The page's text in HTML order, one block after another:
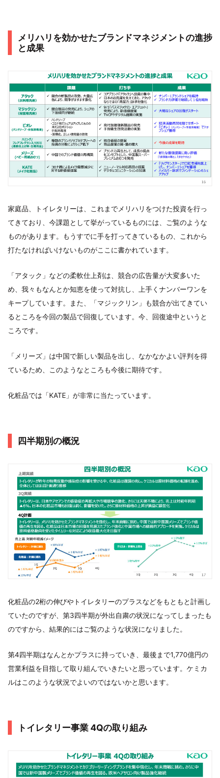
メリハリを効かせたブランドマネジメントの進捗
と成果
家庭品、トイレタリーは、これまでメリハリをつけた投資を行っ
てきており、今課題として挙がっているものには、ご覧のような
ものがあります。もうすでに手を打ってきているもの、これから
打たなければいけないものがここに書かれています。
「アタック」などの柔軟仕上剤は、競合の広告量が大変多いた
め、我々もなんとか知恵を使って対抗し、上手くナンバーワンを
キープしています。また、「マジックリン」も競合が出てきてい
るところを今回の製品で回復しています。今、回復途中というと
ころです。
「メリーズ」は中国で新しい製品を出し、なかなかよい評判を得
ているため、このようなところも今後に期待です。
化粧品では「KATE」が非常に当たっています。
四半期別の概況
化粧品の2桁の伸びやトイレタリーのプラスなどをもともと計画し
ていたのですが、第3四半期が外出自粛の状況になってしまったも
のですから、結果的にはご覧のような状況になりました。
第4四半期はなんとかプラスに持っていき、最後まで1,770億円の
営業利益を目指して取り組んでいきたいと思っています。ケミカ
ルはこのような状況でよいのではないかと思います。
トイレタリー事業 4Qの取り組み